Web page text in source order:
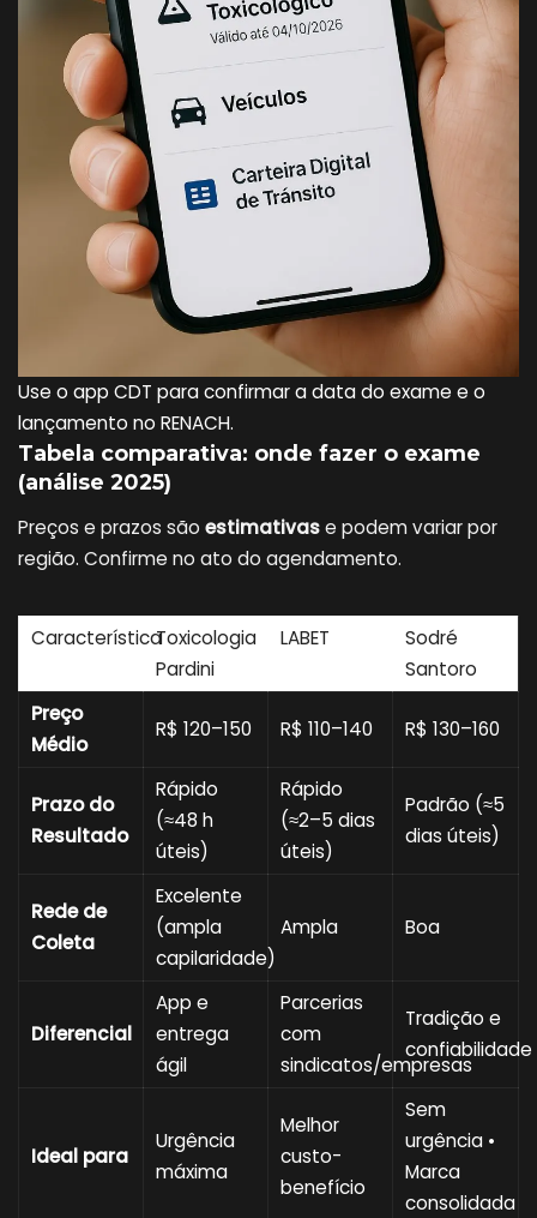
Use o app CDT para confirmar a data do exame e o
lançamento no RENACH.
Tabela comparativa: onde fazer o exame
(análise 2025)
Preços e prazos são estimativase podem variar por
região. Confirme no ato do agendamento.
CaracterísticaToxicologia
Pardini
LABET
Sodré
Santoro
Preço
Médio
R$ 120–150 R$ 110–140 R$ 130–160
Prazo do
Resultado
Rápido
(≈48 h
úteis)
Rápido
(≈2–5 dias
úteis)
Padrão (≈5
dias úteis)
Rede de
Coleta
Excelente
(ampla
capilaridade)
Ampla Boa
Diferencial
App e
entrega
ágil
Parcerias
com
sindicatos/empresas
Tradição e
confiabilidade
Ideal para
Urgência
máxima
Melhor
custo-
benefício
Sem
urgência •
Marca
consolidada